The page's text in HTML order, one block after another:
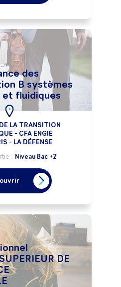
des
B systèmes
fluidiques
LA TRANSITION
- CFA ENGIE
- LA DÉFENSE
: Niveau Bac +2
DE